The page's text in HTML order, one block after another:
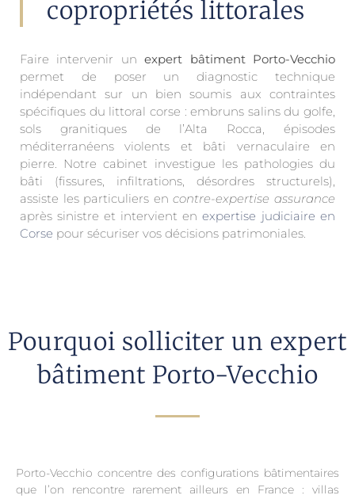
copropriétés littorales
Faire intervenir un expert bâtiment Porto-Vecchio
permet de poser un diagnostic technique
indépendant sur un bien soumis aux contraintes
spécifiques du littoral corse : embruns salins du golfe,
sols granitiques de l’Alta Rocca, épisodes
méditerranéens violents et bâti vernaculaire en
pierre. Notre cabinet investigue les pathologies du
bâti (fissures, infiltrations, désordres structurels),
assiste les particuliers en contre-expertise assurance
après sinistre et intervient en expertise judiciaire en
Corse pour sécuriser vos décisions patrimoniales.
Pourquoi solliciter un expert
bâtiment Porto-Vecchio
Porto-Vecchio concentre des configurations bâtimentaires
que l’on rencontre rarement ailleurs en France : villas